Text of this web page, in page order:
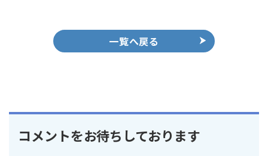
一覧へ戻る
コメントをお待ちしております